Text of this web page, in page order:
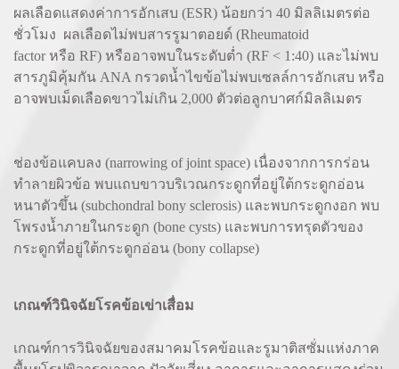
ผลเลือดแสดงค่าการอักเสบ (ESR) น้อยกว่า 40 มิลลิเมตรต่อ
ชั่วโมง ผลเลือดไม่พบสารรูมาตอยด์ (Rheumatoid
factor หรือ RF) หรืออาจพบในระดับต่ำ (RF < 1:40) และไม่พบ
สารภูมิคุ้มกัน ANA กรวดน้ำไขข้อไม่พบเซลล์การอักเสบ หรือ
อาจพบเม็ดเลือดขาวไม่เกิน 2,000 ตัวต่อลูกบาศก์มิลลิเมตร
ช่องข้อแคบลง (narrowing of joint space) เนื่องจากการกร่อน
ทำลายผิวข้อ พบแถบขาวบริเวณกระดูกที่อยู่ใต้กระดูกอ่อน
หนาตัวขึ้น (subchondral bony sclerosis) และพบกระดูกงอก พบ
โพรงน้ำภายในกระดูก (bone cysts) และพบการทรุดตัวของ
กระดูกที่อยู่ใต้กระดูกอ่อน (bony collapse)
เกณฑ์วินิจฉัยโรคข้อเข่าเสื่อม
เกณฑ์การวินิจฉัยของสมาคมโรคข้อและรูมาติสซั่มแห่งภาค